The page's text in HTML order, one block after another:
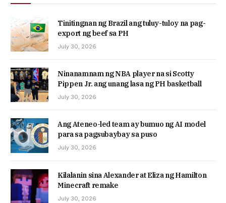
Tinitingnan ng Brazil ang tuluy-tuloy na pag-
export ng beef sa PH
July 30, 2026
Ninanamnam ng NBA player na si Scotty
Pippen Jr. ang unang lasa ng PH basketball
July 30, 2026
Ang Ateneo-led team ay bumuo ng AI model
para sa pagsubaybay sa puso
July 30, 2026
Kilalanin sina Alexander at Eliza ng Hamilton
Minecraft remake
July 30, 2026